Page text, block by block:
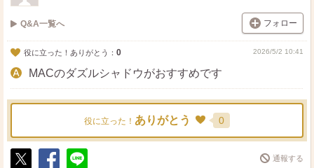
Q&A一覧へ フォロー
役に立った！ありがとう： 0 2026/5/2 10:41
MACのダズルシャドウがおすすめです
役に立った！ ありがとう 0
通報する